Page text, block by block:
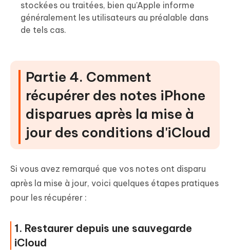
stockées ou traitées, bien qu'Apple informe
généralement les utilisateurs au préalable dans
de tels cas.
Partie 4. Comment
récupérer des notes iPhone
disparues après la mise à
jour des conditions d'iCloud
Si vous avez remarqué que vos notes ont disparu
après la mise à jour, voici quelques étapes pratiques
pour les récupérer :
1. Restaurer depuis une sauvegarde
iCloud